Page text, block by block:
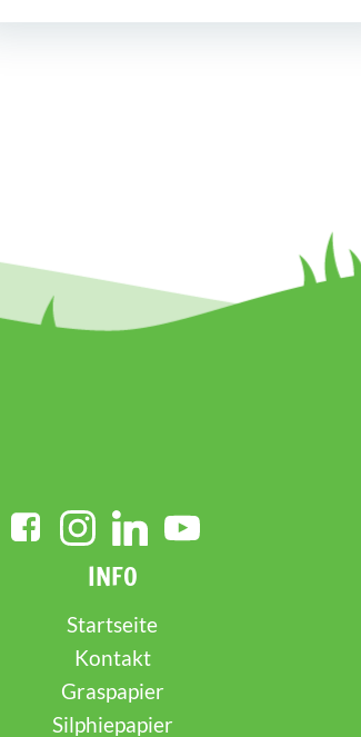
INFO
Startseite
Kontakt
Graspapier
Silphiepapier